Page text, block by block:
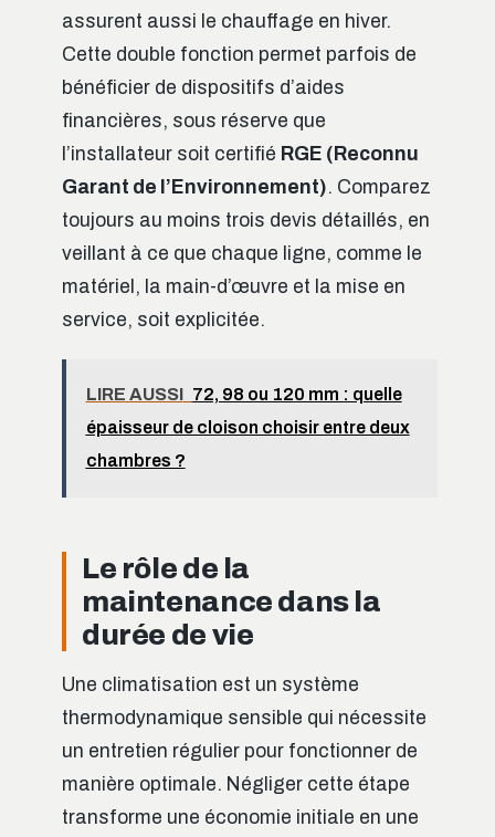
assurent aussi le chauffage en hiver.
Cette double fonction permet parfois de
bénéficier de dispositifs d’aides
financières, sous réserve que
l’installateur soit certifié RGE (Reconnu
Garant de l’Environnement). Comparez
toujours au moins trois devis détaillés, en
veillant à ce que chaque ligne, comme le
matériel, la main-d’œuvre et la mise en
service, soit explicitée.
LIRE AUSSI 72, 98 ou 120 mm : quelle
épaisseur de cloison choisir entre deux
chambres ?
Le rôle de la
maintenance dans la
durée de vie
Une climatisation est un système
thermodynamique sensible qui nécessite
un entretien régulier pour fonctionner de
manière optimale. Négliger cette étape
transforme une économie initiale en une